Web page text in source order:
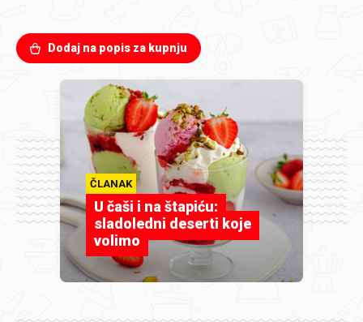
Dodaj na popis za kupnju
ČLANAK
U čaši i na štapiću:
sladoledni deserti koje
volimo